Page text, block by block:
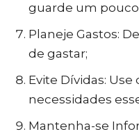
guarde um
Planeje Gastos:
de gastar;
Evite Dívidas:
necessidades
Mantenha-se